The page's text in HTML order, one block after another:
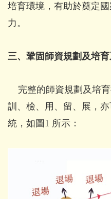
培育環境，有助於奠定
力。
三、鞏固師資規劃及培
完整的師資規劃及培育
訓、檢、用、留、展，
統，如圖1 所示：